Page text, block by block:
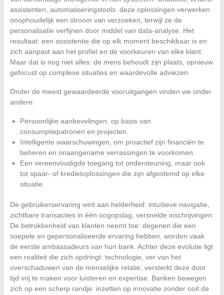
assistenten, automatiseringstools: deze oplossingen verwerken
onophoudelijk een stroom van verzoeken, terwijl ze de
personalisatie verfijnen door middel van data-analyse. Het
resultaat: een assistentie die op elk moment beschikbaar is en
zich aanpast aan het profiel en de voorkeuren van elke klant.
Maar dat is nog niet alles: de mens behoudt zijn plaats, opnieuw
gefocust op complexe situaties en waardevolle adviezen.
Onder de meest gewaardeerde vooruitgangen vinden we onder
andere:
Persoonlijke aanbevelingen, op basis van
consumptiepatronen en projecten.
Intelligente waarschuwingen, om proactief zijn financiën te
beheren en onaangename verrassingen te voorkomen.
Een vereenvoudigde toegang tot ondersteuning, maar ook
tot spaar- of kredietoplossingen die zijn afgestemd op elke
situatie.
De gebruikerservaring wint aan helderheid: intuïtieve navigatie,
zichtbare transacties in één oogopslag, versnelde inschrijvingen.
De betrokkenheid van klanten neemt toe: degenen die een
soepele en gepersonaliseerde ervaring hebben, worden vaak
de eerste ambassadeurs van hun bank. Achter deze evolutie ligt
een realiteit die zich opdringt: technologie, ver van het
overschaduwen van de menselijke relatie, versterkt deze door
tijd vrij te maken voor luisteren en expertise. Banken bewegen
zich op een scherp randje: inzetten op innovatie zonder ooit de